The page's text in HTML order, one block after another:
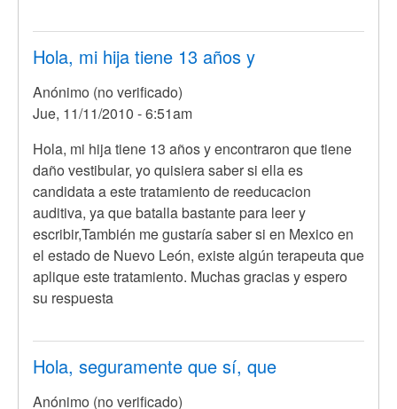
Hola, mi hija tiene 13 años y
Anónimo (no verificado)
Jue, 11/11/2010 - 6:51am
Hola, mi hija tiene 13 años y encontraron que tiene
daño vestibular, yo quisiera saber si ella es
candidata a este tratamiento de reeducacion
auditiva, ya que batalla bastante para leer y
escribir,También me gustaría saber si en Mexico en
el estado de Nuevo León, existe algún terapeuta que
aplique este tratamiento. Muchas gracias y espero
su respuesta
Hola, seguramente que sí, que
Anónimo (no verificado)